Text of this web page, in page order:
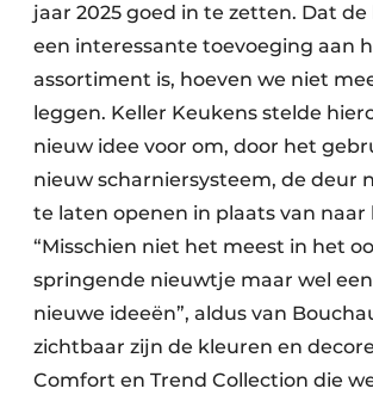
jaar 2025 goed in te zetten. Dat
een interessante toevoeging aan
assortiment is, hoeven we niet
leggen. Keller Keukens stelde
nieuw idee voor om, door het
nieuw scharniersysteem, de deur
te laten openen in plaats van naar
“Misschien niet het meest in het
springende nieuwtje maar wel
nieuwe ideeën”, aldus van
zichtbaar zijn de kleuren en
Comfort en Trend Collection die